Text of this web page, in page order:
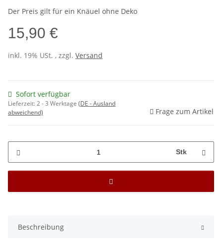
Der Preis gilt für ein Knäuel ohne Deko
15,90 €
inkl. 19% USt. , zzgl. Versand
Sofort verfügbar
Lieferzeit:2 - 3 Werktage (DE - Ausland
abweichend)
Frage zum Artikel
Stk
Beschreibung